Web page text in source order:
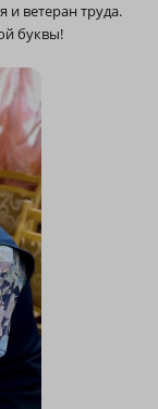
и ветеран труда.
буквы!